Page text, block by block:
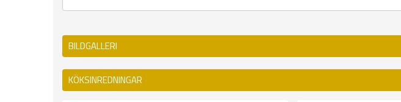
BILDGALLERI
KÖKSINREDNINGAR